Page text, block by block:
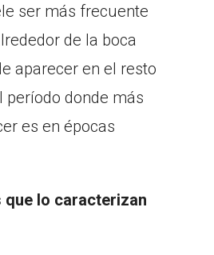
ser más frecuente
de la boca
aparecer en el resto
período donde más
es en épocas
que lo caracterizan